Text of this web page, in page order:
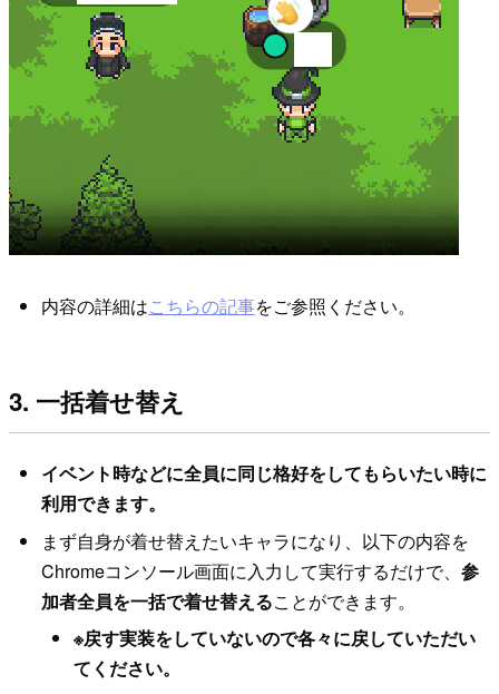
内容の詳細はこちらの記事をご参照ください。
3. 一括着せ替え
イベント時などに全員に同じ格好をしてもらいたい時に
利用できます。
まず自身が着せ替えたいキャラになり、以下の内容を
Chromeコンソール画面に入力して実行するだけで、 参
加者全員を一括で着せ替えることができます。
※戻す実装をしていないので各々に戻していただい
てください。